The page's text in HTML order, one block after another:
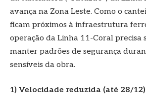
avança na Zona Leste. Como o
ficam próximos à infraestrutura
operação da Linha 11-Coral precisa
manter padrões de segurança
sensíveis da obra.
1) Velocidade reduzida (até 28/12)